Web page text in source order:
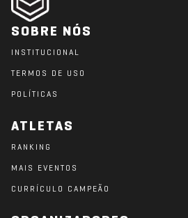
SOBRE NÓS
INSTITUCIONAL
TERMOS DE USO
POLÍTICAS
ATLETAS
RANKING
MAIS EVENTOS
CURRÍCULO CAMPEÃO